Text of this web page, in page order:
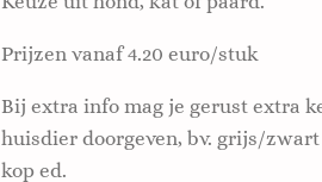
Prijzen vanaf 4.20 euro/stuk
Bij extra info mag je gerust extra
huisdier doorgeven, bv. grijs/
kop ed.